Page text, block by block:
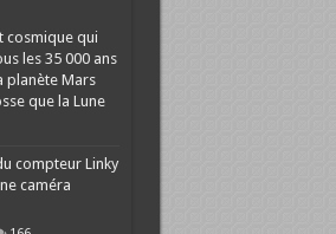
cosmique qui
les 35 000 ans
planète Mars
que la Lune
compteur Linky
caméra